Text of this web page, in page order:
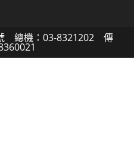
總機：03-8321202 傳